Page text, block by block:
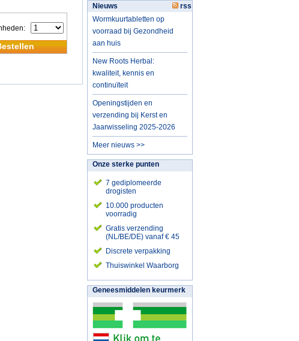
Nieuws
rss
Wormkuurtabletten op
voorraad bij Gezondheid
aan huis
New Roots Herbal:
kwaliteit, kennis en
continuïteit
Openingstijden en
verzending bij Kerst en
Jaarwisseling 2025-2026
Meer nieuws >>
Onze sterke punten
7 gediplomeerde
drogisten
10.000 producten
voorradig
Gratis verzending
(NL/BE/DE) vanaf € 45
Discrete verpakking
Thuiswinkel Waarborg
Geneesmiddelen keurmerk